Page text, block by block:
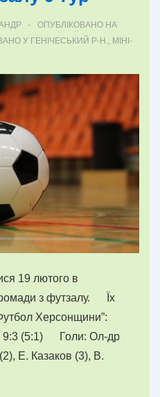
ОПУБЛІКОВАНО НА
У ГЕНІЧЕСЬКИЙ Р-Н., МІНІ-
19 лютого в
з футзалу. Їх
Херсонщини”:
– 9:3 (5:1) Голи: Ол-др
Е. Казаков (3), В.